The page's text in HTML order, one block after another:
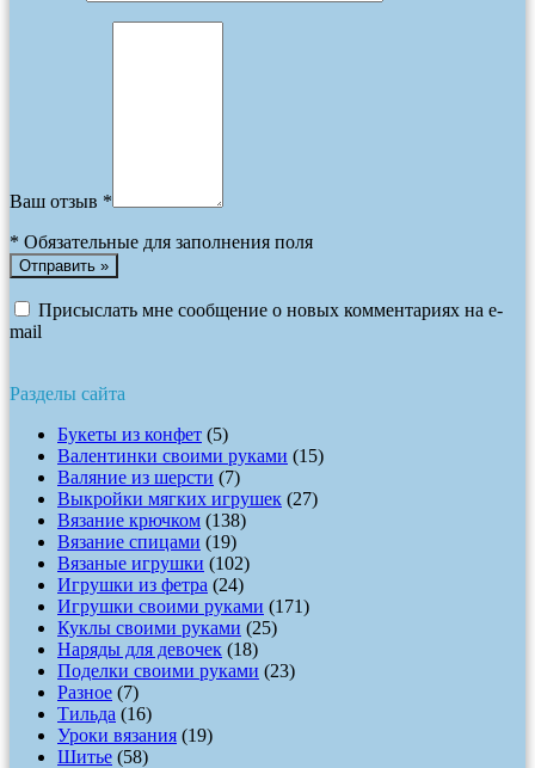
Ваш отзыв *
* Обязательные для заполнения поля
Присыслать мне сообщение о новых комментариях на e-
mail
Разделы сайта
Букеты из конфет (5)
Валентинки своими руками (15)
Валяние из шерсти (7)
Выкройки мягких игрушек (27)
Вязание крючком (138)
Вязание спицами (19)
Вязаные игрушки (102)
Игрушки из фетра (24)
Игрушки своими руками (171)
Куклы своими руками (25)
Наряды для девочек (18)
Поделки своими руками (23)
Разное (7)
Тильда (16)
Уроки вязания (19)
Шитье (58)